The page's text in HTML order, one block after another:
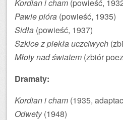
Kordian i cham (powieść,
Pawie pióra (powieść, 1935)
Sidła (powieść, 1937)
Szkice z piekła uczciwych
Młoty nad światem (zbiór
Dramaty:
Kordian i cham (1935,
Odwety(1948)